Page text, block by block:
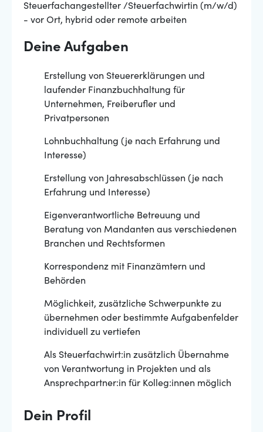
Steuerfachangestellter /Steuerfachwirtin (m/w/d)
- vor Ort, hybrid oder remote arbeiten
Deine Aufgaben
Erstellung von Steuererklärungen und
laufender Finanzbuchhaltung für
Unternehmen, Freiberufler und
Privatpersonen
Lohnbuchhaltung (je nach Erfahrung und
Interesse)
Erstellung von Jahresabschlüssen (je nach
Erfahrung und Interesse)
Eigenverantwortliche Betreuung und
Beratung von Mandanten aus verschiedenen
Branchen und Rechtsformen
Korrespondenz mit Finanzämtern und
Behörden
Möglichkeit, zusätzliche Schwerpunkte zu
übernehmen oder bestimmte Aufgabenfelder
individuell zu vertiefen
Als Steuerfachwirt:in zusätzlich Übernahme
von Verantwortung in Projekten und als
Ansprechpartner:in für Kolleg:innen möglich
Dein Profil